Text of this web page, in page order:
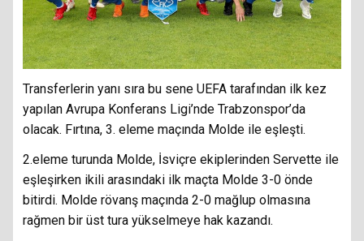
Transferlerin yanı sıra bu sene UEFA tarafından ilk kez
yapılan Avrupa Konferans Ligi’nde Trabzonspor’da
olacak. Fırtına, 3. eleme maçında Molde ile eşleşti.
2.eleme turunda Molde, İsviçre ekiplerinden Servette ile
eşleşirken ikili arasındaki ilk maçta Molde 3-0 önde
bitirdi. Molde rövanş maçında 2-0 mağlup olmasına
rağmen bir üst tura yükselmeye hak kazandı.